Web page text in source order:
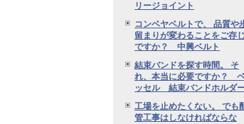
リージョイント
コンベヤベルトで、 品質や
留まりが変わることをご存じ
ですか？ 中興ベルト
結束バンドを探す時間。 そ
れ、本当に必要ですか？
ッセル 結束バンドホルダ
工場を止めたくない。 でも
管工事はしなければならな